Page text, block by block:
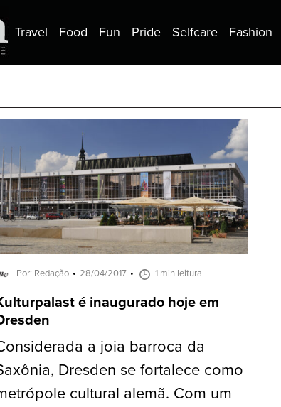
Travel Food Fun Pride Selfcare Fashion
Por: Redação 28/04/2017 1 min leitura
é inaugurado hoje em
a joia barroca da
Dresden se fortalece como
cultural alemã. Com um